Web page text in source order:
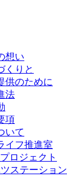
想い
くりと
供のために
法
項
いて
イフ推進室
ロジェクト
ステーション